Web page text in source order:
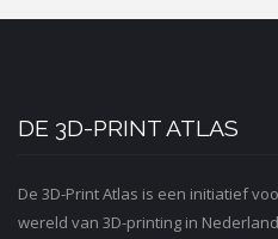
DE 3D-PRINT ATLAS
De 3D-Print Atlas is een initiatief
wereld van 3D-printing in